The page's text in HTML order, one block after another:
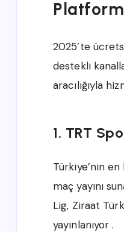
2025’te
destekli
aracılığıyla
1. TRT
Türkiye’nin
maç yayını
Lig, Ziraat
yayınlanıyor .